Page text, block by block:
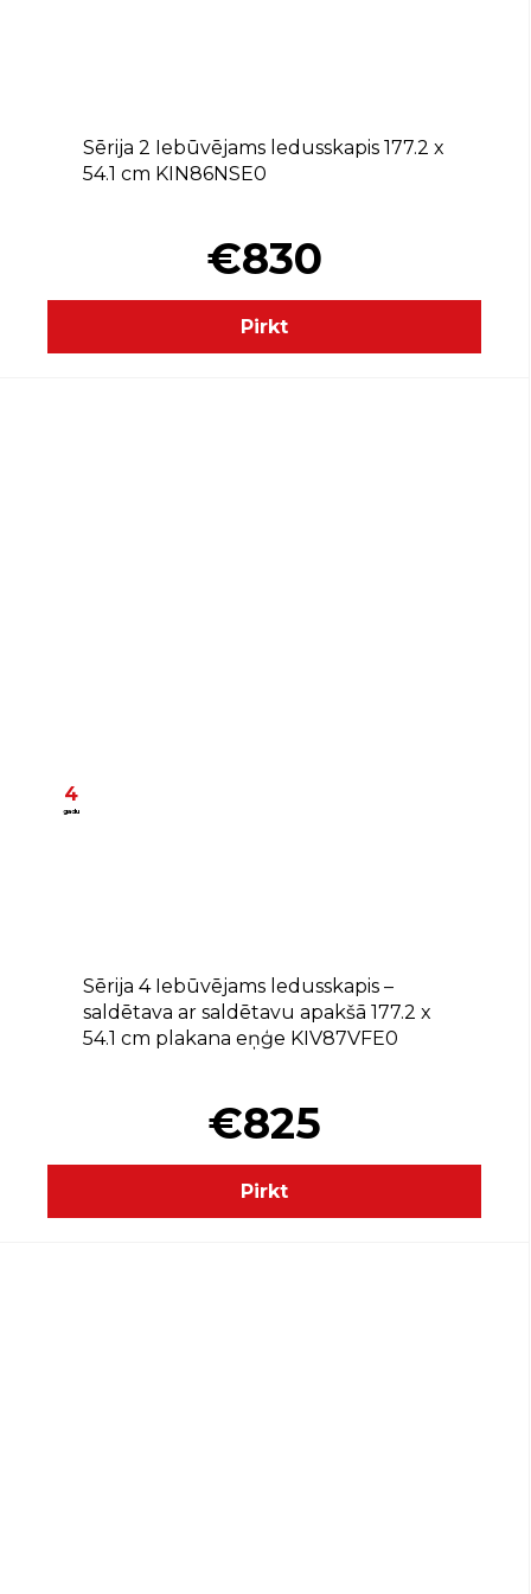
Sērija 2 Iebūvējams ledusskapis 177.2 x
54.1 cm KIN86NSE0
€830
Pirkt
4
gadu
Sērija 4 Iebūvējams ledusskapis –
saldētava ar saldētavu apakšā 177.2 x
54.1 cm plakana eņģe KIV87VFE0
€825
Pirkt